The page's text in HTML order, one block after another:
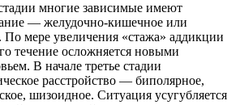
многие зависимые имеют
— желудочно-кишечное или
По мере увеличения «стажа» аддикции
течение осложняется новыми
В начале третье стадии
расстройство — биполярное,
шизоидное. Ситуация усугубляется